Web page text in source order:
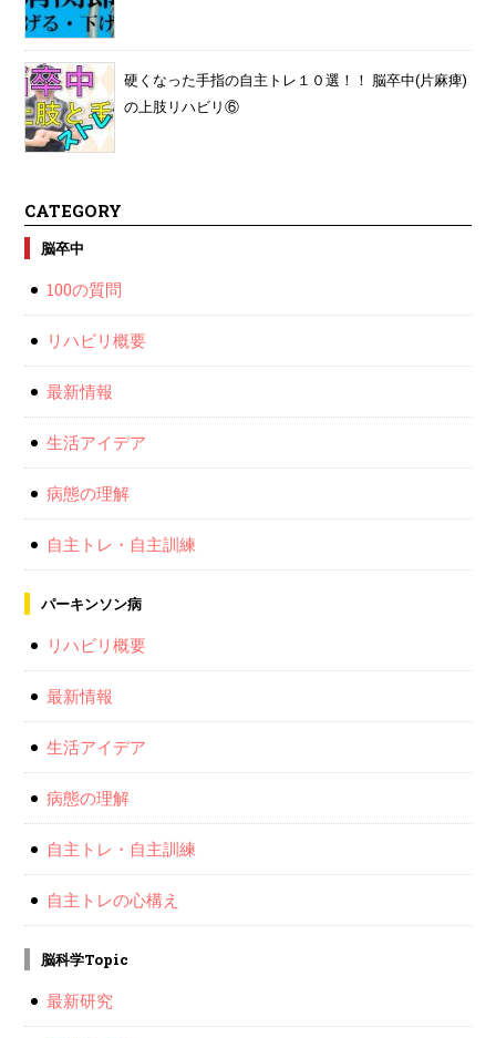
硬くなった手指の自主トレ１０選！！ 脳卒中(片麻痺)
の上肢リハビリ⑥
CATEGORY
脳卒中
100の質問
リハビリ概要
最新情報
生活アイデア
病態の理解
自主トレ・自主訓練
パーキンソン病
リハビリ概要
最新情報
生活アイデア
病態の理解
自主トレ・自主訓練
自主トレの心構え
脳科学Topic
最新研究